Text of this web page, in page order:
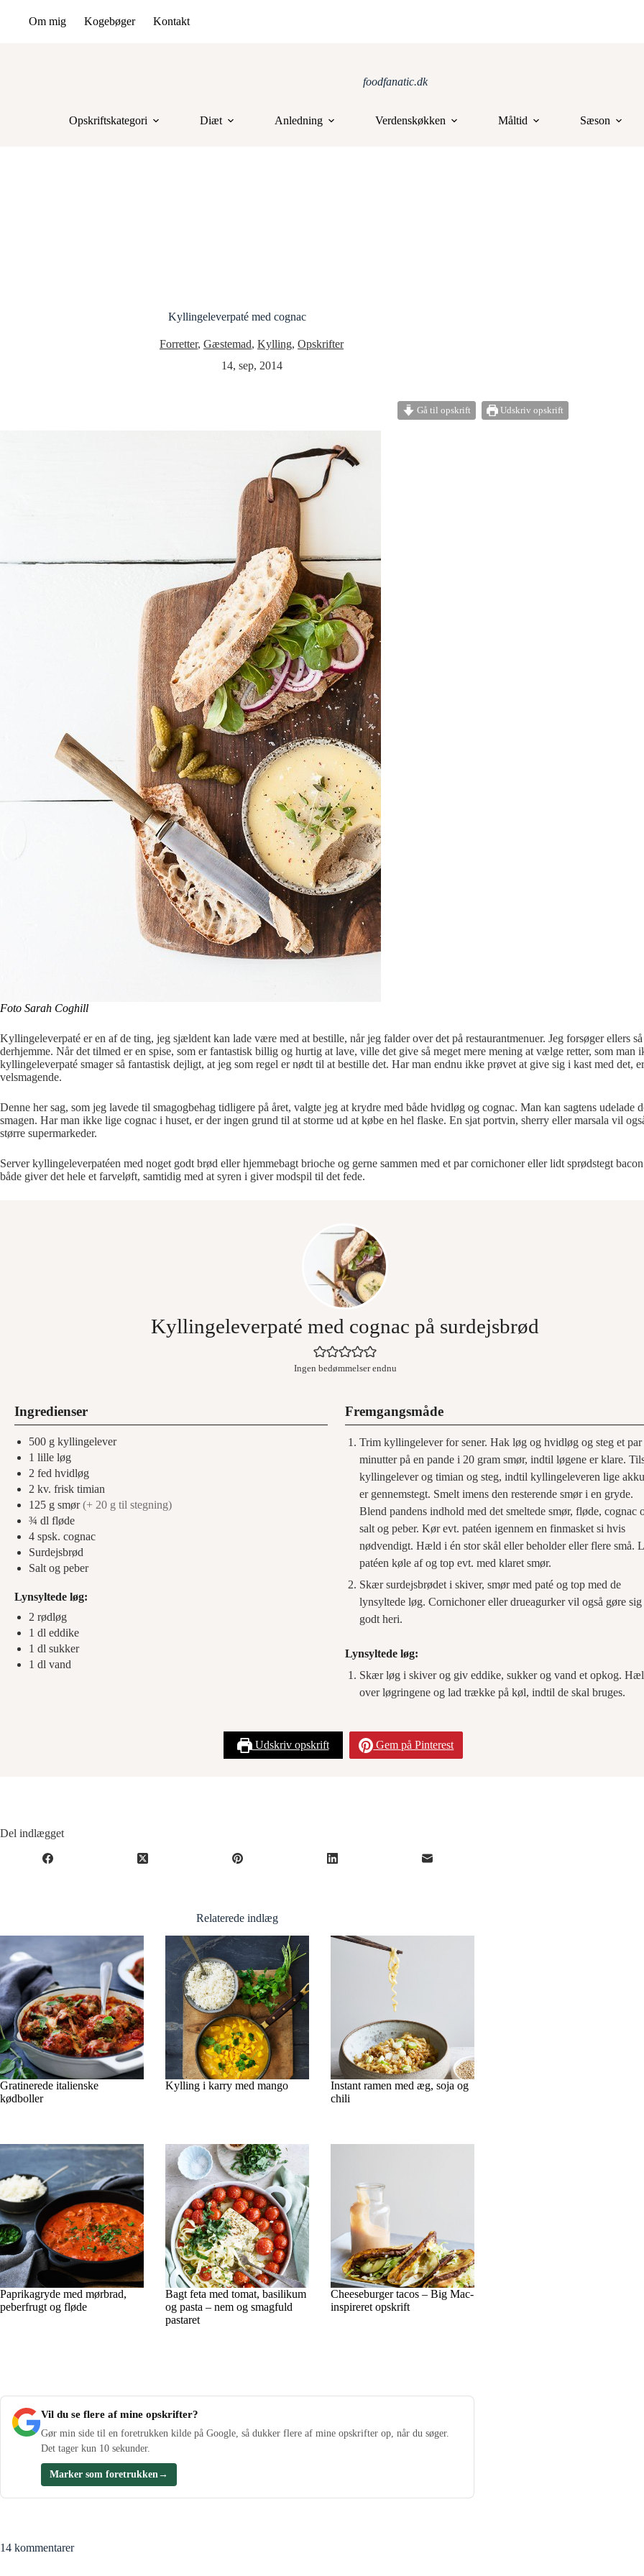
Om mig Kogebøger Kontakt
foodfanatic.dk
Opskriftskategori Diæt Anledning Verdenskøkken Måltid Sæson
Kyllingeleverpaté med cognac
Forretter, Gæstemad, Kylling, Opskrifter
14, sep, 2014
Gå til opskrift Udskriv opskrift
Foto Sarah Coghill
Kyllingeleverpaté er en af de ting, jeg sjældent kan lade være med at bestille, når jeg falder over det på restaurantmenuer. Jeg forsøger ellers
derhjemme. Når det tilmed er en spise, som er fantastisk billig og hurtig at lave, ville det give så meget mere mening at vælge retter, som
kyllingeleverpaté smager så fantastisk dejligt, at jeg som regel er nødt til at bestille det. Har man endnu ikke prøvet at give sig i kast med det,
velsmagende.
Denne her sag, som jeg lavede til smagogbehag tidligere på året, valgte jeg at krydre med både hvidløg og cognac. Man kan sagtens udelade
smagen. Har man ikke lige cognac i huset, er der ingen grund til at storme ud at købe en hel flaske. En sjat portvin, sherry eller marsala vil
større supermarkeder.
Server kyllingeleverpatéen med noget godt brød eller hjemmebagt brioche og gerne sammen med et par cornichoner eller lidt sprødstegt
både giver det hele et farveløft, samtidig med at syren i giver modspil til det fede.
Kyllingeleverpaté med cognac på surdejsbrød
Ingen bedømmelser endnu
Ingredienser
500 g kyllingelever
1 lille løg
2 fed hvidløg
2 kv. frisk timian
125 g smør (+ 20 g til stegning)
¾ dl fløde
4 spsk. cognac
Surdejsbrød
Salt og peber
Lynsyltede løg:
2 rødløg
1 dl eddike
1 dl sukker
1 dl vand
Fremgangsmåde
Trim kyllingelever for sener. Hak løg og hvidløg og steg et par
minutter på en pande i 20 gram smør, indtil løgene er klare.
kyllingelever og timian og steg, indtil kyllingeleveren lige
er gennemstegt. Smelt imens den resterende smør i en gryde.
Blend pandens indhold med det smeltede smør, fløde, cognac
salt og peber. Kør evt. patéen igennem en finmasket si hvis
nødvendigt. Hæld i én stor skål eller beholder eller flere små.
patéen køle af og top evt. med klaret smør.
Skær surdejsbrødet i skiver, smør med paté og top med de
lynsyltede løg. Cornichoner eller drueagurker vil også gøre sig
godt heri.
Lynsyltede løg:
Skær løg i skiver og giv eddike, sukker og vand et opkog.
over løgringene og lad trække på køl, indtil de skal bruges.
Udskriv opskrift Gem på Pinterest
Del indlægget
Relaterede indlæg
Gratinerede italienske
kødboller
Kylling i karry med mango
Instant ramen med æg, soja og
chili
Paprikagryde med mørbrad,
peberfrugt og fløde
Bagt feta med tomat, basilikum
og pasta – nem og smagfuld
pastaret
Cheeseburger tacos – Big Mac-
inspireret opskrift
Vil du se flere af mine opskrifter?
Gør min side til en foretrukken kilde på Google, så dukker flere af mine opskrifter op, når du søger.
Det tager kun 10 sekunder.
Marker som foretrukken→
14 kommentarer